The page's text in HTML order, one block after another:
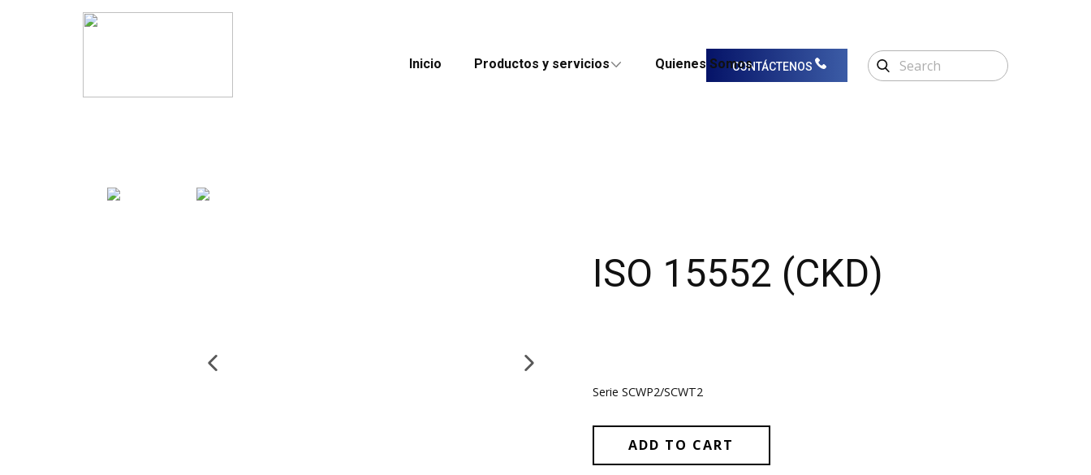
Inicio Productos y servicios Quienes SomosCONTÁCTENOS
ISO 15552 (CKD)
Serie SCWP2/SCWT2
ADD TO CART